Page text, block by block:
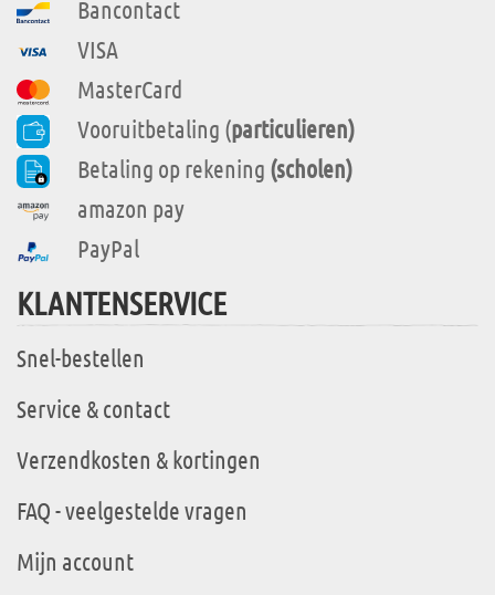
Bancontact
VISA
MasterCard
Vooruitbetaling (particulieren)
Betaling op rekening (scholen)
amazon pay
PayPal
KLANTENSERVICE
Snel-bestellen
Service & contact
Verzendkosten & kortingen
FAQ - veelgestelde vragen
Mijn account